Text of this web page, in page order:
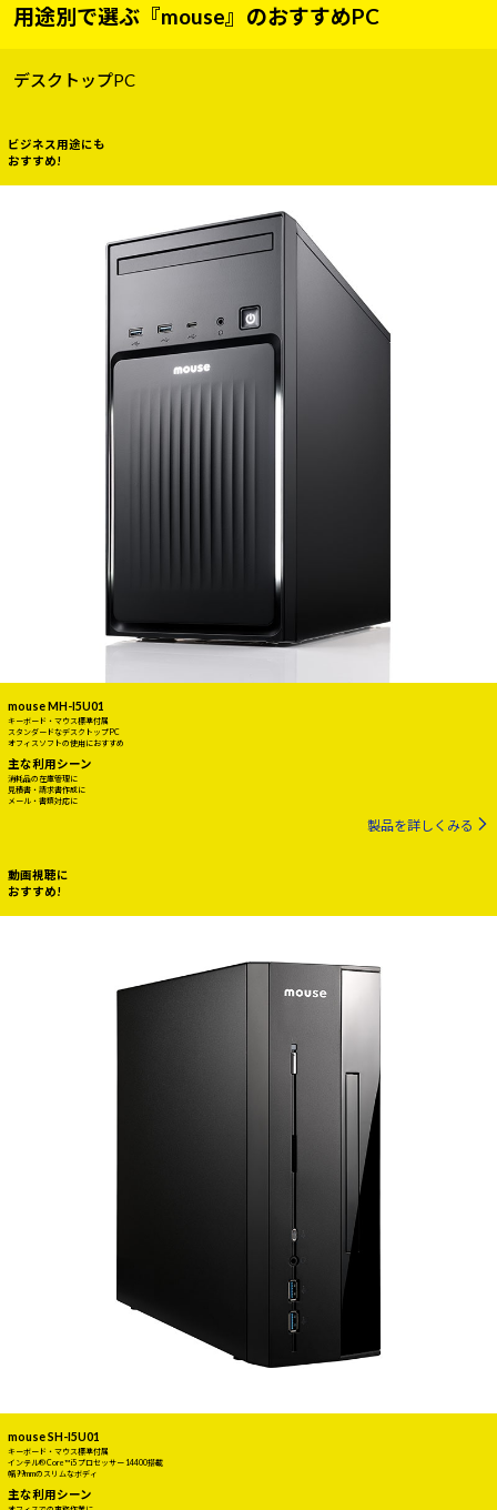
用途別で選ぶ『mouse』のおすすめPC
デスクトップPC
ビジネス用途にも
おすすめ!
mouse MH-I5U01
キーボード・マウス標準付属
スタンダードなデスクトップPC
オフィスソフトの使用におすすめ
主な利用シーン
消耗品の在庫管理に
見積書・請求書作成に
メール・書類対応に
製品を詳しくみる
動画視聴に
おすすめ!
mouse SH-I5U01
キーボード・マウス標準付属
インテル® Core™ i5 プロセッサー 14400搭載
幅99mmのスリムなボディ
主な利用シーン